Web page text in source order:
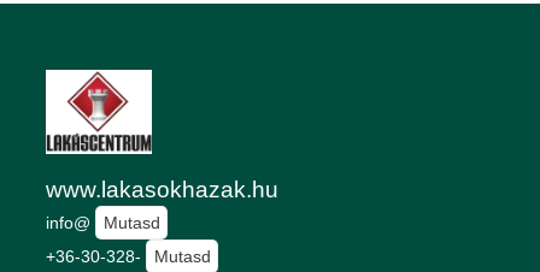
www.lakasokhazak.hu
info@
Mutasd
+36-30-328-
Mutasd